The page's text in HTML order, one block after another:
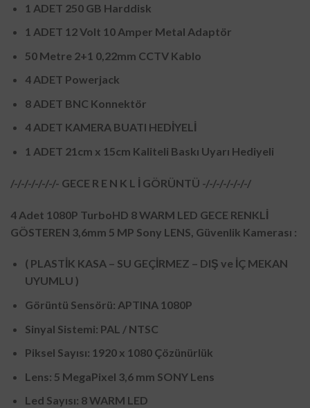
1 ADET 250 GB Harddisk
1 ADET 12 Volt 10 Amper Metal Adaptör
50 Metre 2+1 0,22mm CCTV Kablo
4 ADET Powerjack
8 ADET BNC Konnektör
4 ADET KAMERA BUATI HEDİYELİ
1 ADET 21cm x 15cm Kaliteli Baskı Uyarı Hediyeli
/-/-/-/-/-/-/- GECE R E N K L İ GÖRÜNTÜ -/-/-/-/-/-/-/
4 Adet 1080P TurboHD 8 WARM LED GECE RENKLİ
GÖSTEREN 3,6mm 5 MP Sony LENS, Güvenlik Kamerası :
( PLASTİK KASA – SU GEÇİRMEZ – DIŞ ve İÇ MEKAN
UYUMLU )
Görüntü Sensörü: APTINA 1080P
Sinyal Sistemi: PAL / NTSC
Piksel Sayısı: 1920 x 1080 Çözünürlük
Lens: 5 MegaPixel 3,6 mm SONY Lens
Led Sayısı: 8 WARM LED